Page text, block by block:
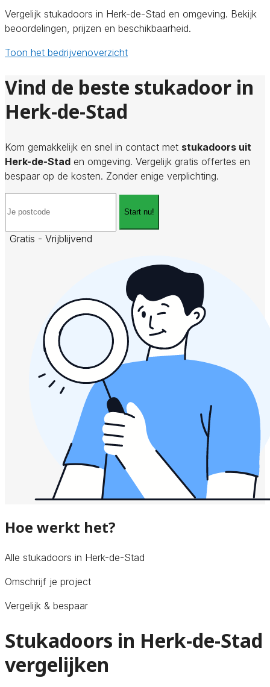
Vergelijk stukadoors in Herk-de-Stad en omgeving. Bekijk
beoordelingen, prijzen en beschikbaarheid.
Toon het bedrijvenoverzicht
Vind de beste stukadoor in
Herk-de-Stad
Kom gemakkelijk en snel in contact met stukadoors uit
Herk-de-Stad en omgeving. Vergelijk gratis offertes en
bespaar op de kosten. Zonder enige verplichting.
Start nu!
Gratis - Vrijblijvend
Hoe werkt het?
Alle stukadoors in Herk-de-Stad
Omschrijf je project
Vergelijk & bespaar
Stukadoors in Herk-de-Stad
vergelijken